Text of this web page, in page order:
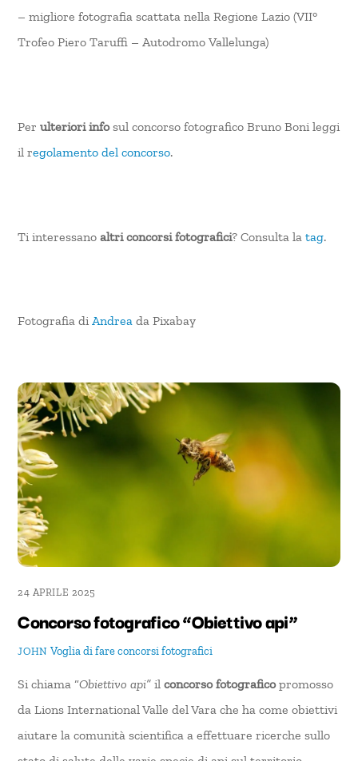
– migliore fotografia scattata nella Regione Lazio (VII°
Trofeo Piero Taruffi – Autodromo Vallelunga)
Perulteriori infosul concorso fotografico Bruno Boni leggi
il regolamento del concorso.
Ti interessanoaltri concorsi fotografici? Consulta latag.
Fotografia diAndrea da Pixabay
24 APRILE 2025
Concorso fotografico “Obiettivo api”
JOHN Voglia di fareconcorsi fotografici
Si chiama “Obiettivo api” ilconcorso fotograficopromosso
da Lions International Valle del Vara che ha come obiettivi
aiutare la comunità scientifica a effettuare ricerche sullo